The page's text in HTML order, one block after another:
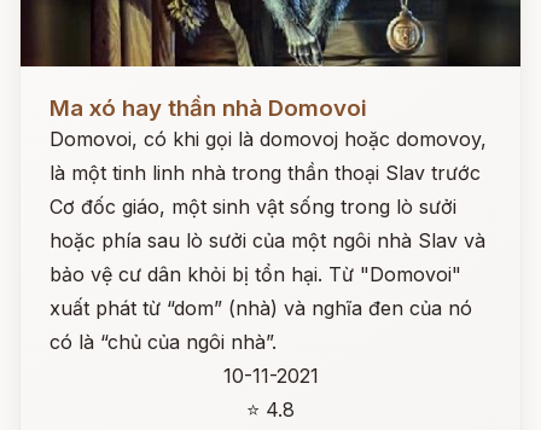
Ma xó hay thần nhà Domovoi
Domovoi, có khi gọi là domovoj hoặc domovoy,
là một tinh linh nhà trong thần thoại Slav trước
Cơ đốc giáo, một sinh vật sống trong lò sưởi
hoặc phía sau lò sưởi của một ngôi nhà Slav và
bảo vệ cư dân khỏi bị tổn hại. Từ "Domovoi"
xuất phát từ “dom” (nhà) và nghĩa đen của nó
có là “chủ của ngôi nhà”.
10-11-2021
⭐ 4.8